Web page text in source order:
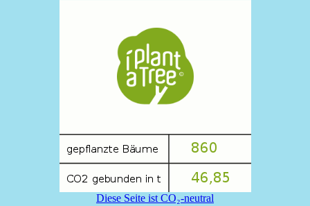
Diese Seite ist CO₂-neutral